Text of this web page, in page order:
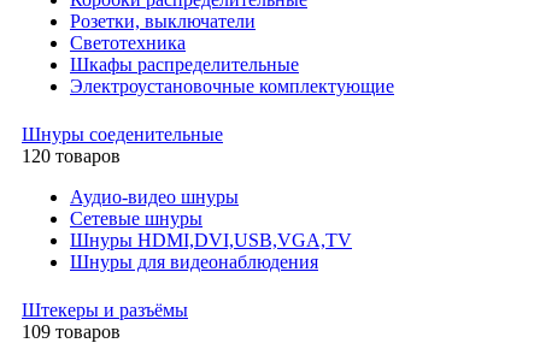
Розетки, выключатели
Светотехника
Шкафы распределительные
Электроустановочные комплектующие
Шнуры соеденительные
120 товаров
Аудио-видео шнуры
Сетевые шнуры
Шнуры HDMI,DVI,USB,VGA,TV
Шнуры для видеонаблюдения
Штекеры и разъёмы
109 товаров